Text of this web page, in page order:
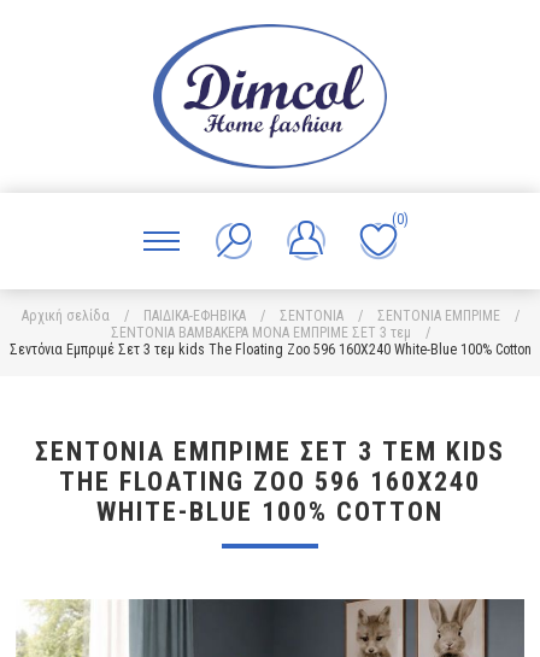
(0)
Αρχική σελίδα / ΠΑΙΔΙΚΑ-ΕΦΗΒΙΚΑ / ΣΕΝΤΟΝΙΑ / ΣΕΝΤΟΝΙΑ ΕΜΠΡΙΜΕ
/
ΣΕΝΤΟΝΙΑ ΒΑΜΒΑΚΕΡΑ ΜΟΝΑ ΕΜΠΡΙΜΕ ΣΕΤ 3 τεμ
/
Σεντόνια Εμπριμέ Σετ 3 τεμ kids The Floating Zoo 596 160X240 White-Blue 100% Cotton
ΣΕΝΤΌΝΙΑ ΕΜΠΡΙΜΈ ΣΕΤ 3 ΤΕΜ KIDS
THE FLOATING ZOO 596 160X240
WHITE-BLUE 100% COTTON